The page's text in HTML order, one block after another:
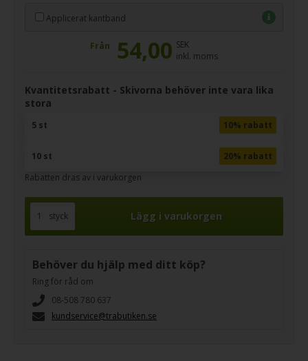
Applicerat kantband
Från 54,00 SEK
inkl. moms
Kvantitetsrabatt - Skivorna behöver inte vara lika
stora
5 st 10% rabatt
10 st
20% rabatt
Rabatten dras av i varukorgen
styck
Behöver du hjälp med ditt köp?
Ring för råd om
08-508 780 637
kundservice@trabutiken.se